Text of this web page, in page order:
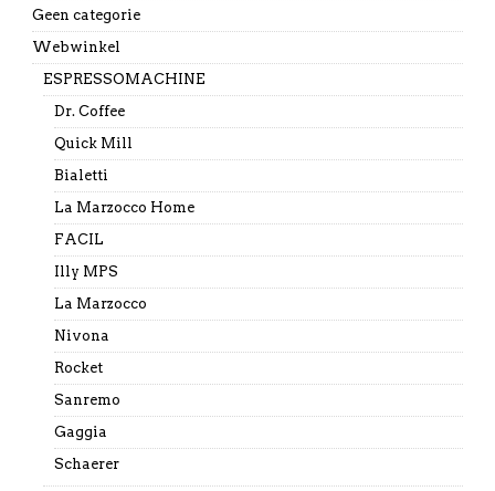
Geen categorie
Webwinkel
ESPRESSOMACHINE
Dr. Coffee
Quick Mill
Bialetti
La Marzocco Home
FACIL
Illy MPS
La Marzocco
Nivona
Rocket
Sanremo
Gaggia
Schaerer